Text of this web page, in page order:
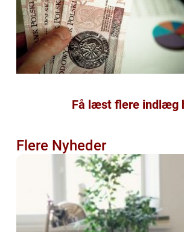
Få læst flere indlæg
Flere Nyheder